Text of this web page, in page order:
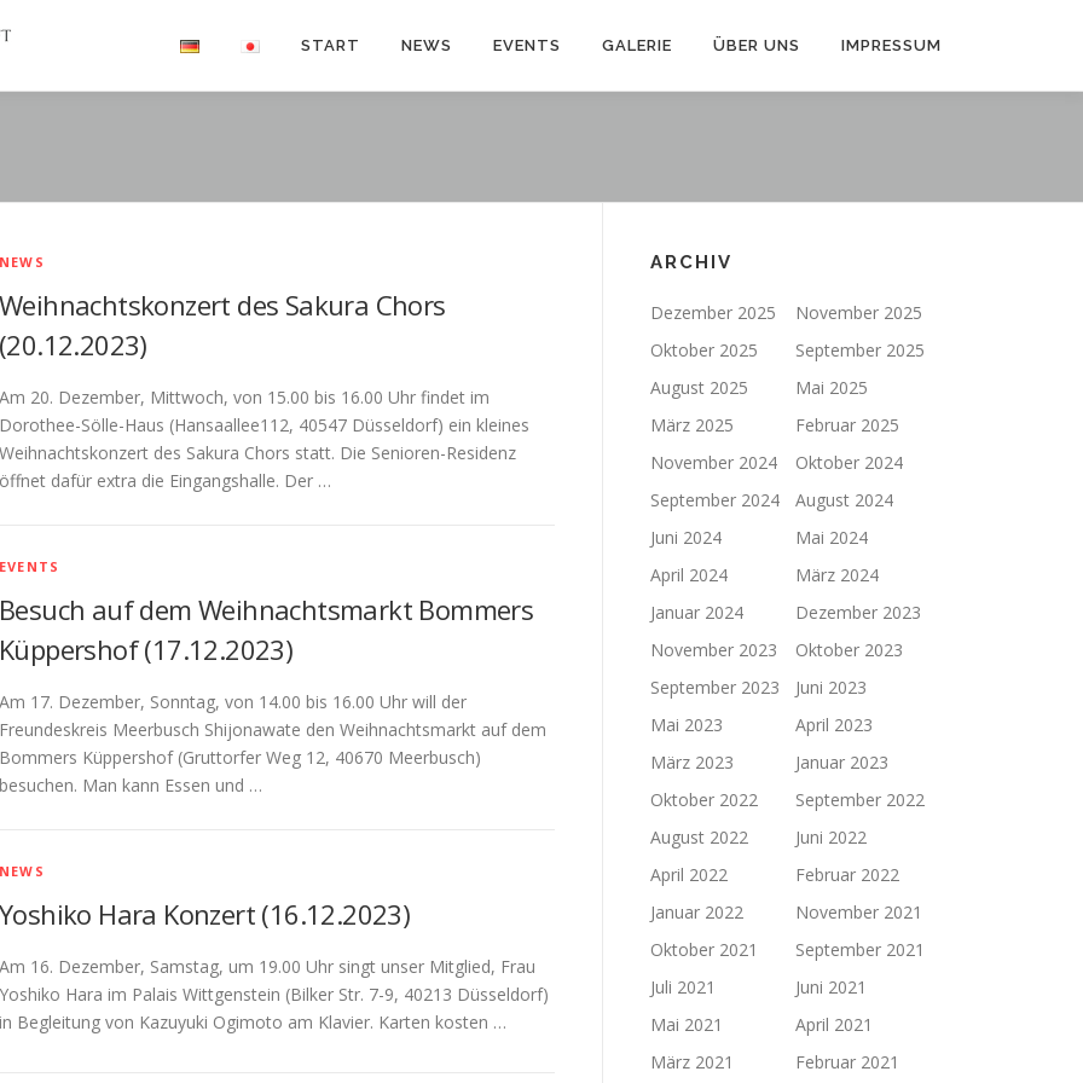
START NEWS EVENTS GALERIE ÜBER UNS IMPRESSUM
NEWS
Weihnachtskonzert des Sakura Chors
(20.12.2023)
Am 20. Dezember, Mittwoch, von 15.00 bis 16.00 Uhr findet im
Dorothee-Sölle-Haus (Hansaallee112, 40547 Düsseldorf) ein kleines
Weihnachtskonzert des Sakura Chors statt. Die Senioren-Residenz
öffnet dafür extra die Eingangshalle. Der …
EVENTS
Besuch auf dem Weihnachtsmarkt Bommers
Küppershof (17.12.2023)
Am 17. Dezember, Sonntag, von 14.00 bis 16.00 Uhr will der
Freundeskreis Meerbusch Shijonawate den Weihnachtsmarkt auf dem
Bommers Küppershof (Gruttorfer Weg 12, 40670 Meerbusch)
besuchen. Man kann Essen und …
NEWS
Yoshiko Hara Konzert (16.12.2023)
Am 16. Dezember, Samstag, um 19.00 Uhr singt unser Mitglied, Frau
Yoshiko Hara im Palais Wittgenstein (Bilker Str. 7-9, 40213 Düsseldorf)
in Begleitung von Kazuyuki Ogimoto am Klavier. Karten kosten …
ARCHIV
Dezember 2025
November 2025
Oktober 2025
September 2025
August 2025
Mai 2025
März 2025
Februar 2025
November 2024
Oktober 2024
September 2024
August 2024
Juni 2024
Mai 2024
April 2024
März 2024
Januar 2024
Dezember 2023
November 2023
Oktober 2023
September 2023
Juni 2023
Mai 2023
April 2023
März 2023
Januar 2023
Oktober 2022
September 2022
August 2022
Juni 2022
April 2022
Februar 2022
Januar 2022
November 2021
Oktober 2021
September 2021
Juli 2021
Juni 2021
Mai 2021
April 2021
März 2021
Februar 2021